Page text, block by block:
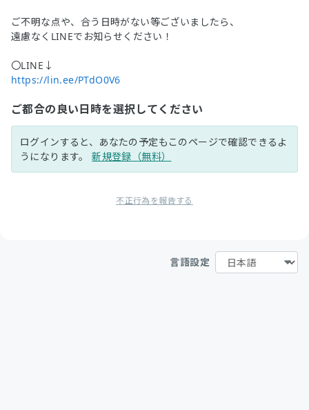
ご不明な点や、合う日時がない等ございましたら、
遠慮なくLINEでお知らせください！
〇LINE↓
https://lin.ee/PTdO0V6
ご都合の良い日時を選択してください
ログインすると、あなたの予定もこのページで確認できるよ
うになります。新規登録（無料）
不正行為を報告する
言語設定